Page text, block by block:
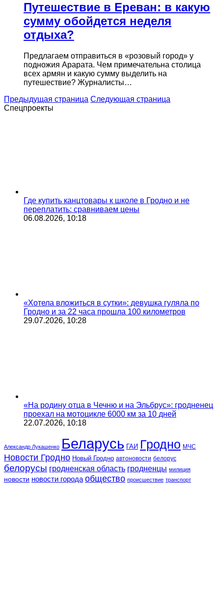
Путешествие в Ереван: в какую
сумму обойдется неделя
отдыха?
Предлагаем отправиться в «розовый город» у
подножия Арарата. Чем примечательна столица
всех армян и какую сумму выделить на
путешествие? Журналисты…
Предыдущая страница Следующая страница
Спецпроекты
Где купить канцтовары к школе в Гродно и не
переплатить: сравниваем цены
06.08.2026, 10:18
«Хотела вложиться в сутки»: девушка гуляла по
Гродно и за 22 часа прошла 100 километров
29.07.2026, 10:28
«На родину отца в Чечню и на Эльбрус»: гродненец
проехал на мотоцикле 6000 км за 10 дней
22.07.2026, 10:18
Александр Лукашенко Беларусь ГАИ Гродно МЧС
Новости Гродно Новый Гродно автоновости белорус
белорусы гродненская область гродненцы милиция
новости новости города общество происшествие транспорт